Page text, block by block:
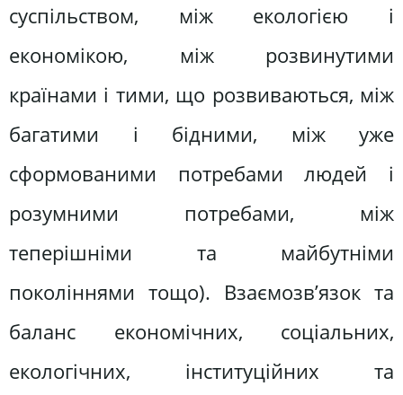
суспільством, між екологією і
економікою, між розвинутими
країнами і тими, що розвиваються, між
багатими і бідними, між уже
сформованими потребами людей і
розумними потребами, між
теперішніми та майбутніми
поколіннями тощо). Взаємозв’язок та
баланс економічних, соціальних,
екологічних, інституційних та